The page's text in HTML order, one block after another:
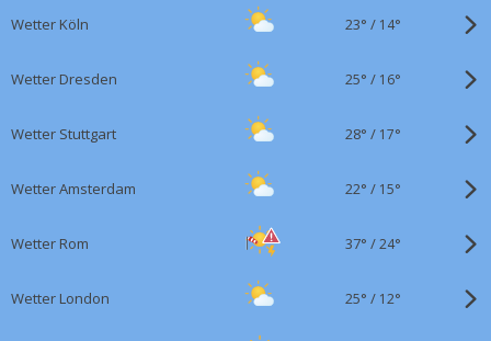
15:30
Wetter Hundstage 2026:
Nächste Hitzewelle im
Wetter Köln 23° / 14°
Wetter Dresden 25° / 16°
Wetter Stuttgart 28° / 17°
Wetter Amsterdam 22° / 15°
Wetter Rom 37° /24°
Wetter London 25° / 12°